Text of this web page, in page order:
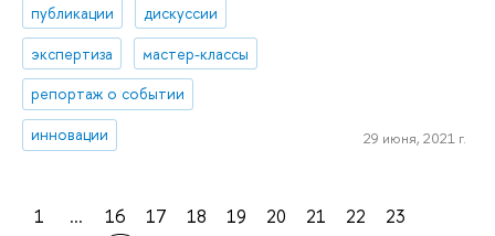
публикации
дискуссии
экспертиза
мастер-классы
репортаж о событии
инновации
29 июня, 2021 г.
1 ... 16 17 18 19 20 21 22
23